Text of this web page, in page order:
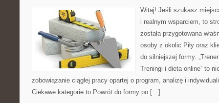
Witaj! Jeśli szukasz
i realnym wsparciem, to
została przygotowana
osoby z okolic Piły oraz
do silniejszej formy.
Treningi i dieta online” to
zobowiązanie ciągłej pracy opartej o program, analizę i
Ciekawe kategorie to Powrót do formy po […]